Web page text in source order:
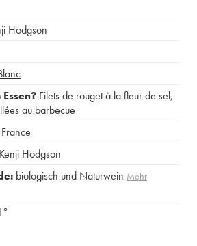
Hodgson
Filets de rouget à la fleur de sel,
au barbecue
Hodgson
biologisch und Naturwein Mehr